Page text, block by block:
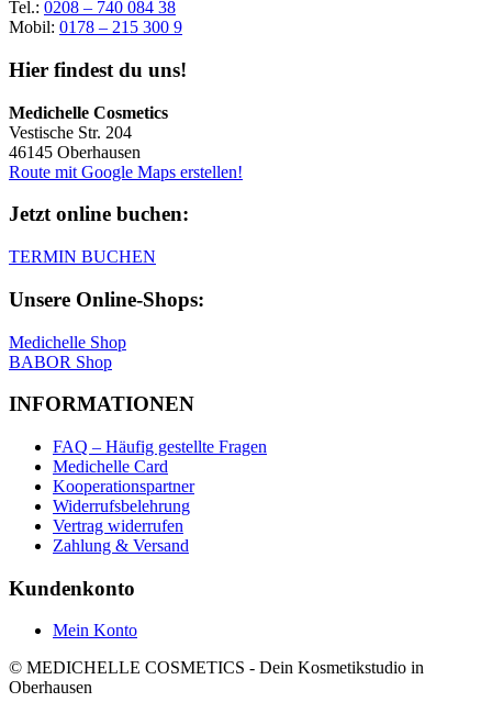
Tel.: 0208 – 740 084 38
Mobil: 0178 – 215 300 9
Hier findest du uns!
Medichelle Cosmetics
Vestische Str. 204
46145 Oberhausen
Route mit Google Maps erstellen!
Jetzt online buchen:
TERMIN BUCHEN
Unsere Online-Shops:
Medichelle Shop
BABOR Shop
INFORMATIONEN
FAQ – Häufig gestellte Fragen
Medichelle Card
Kooperationspartner
Widerrufsbelehrung
Vertrag widerrufen
Zahlung & Versand
Kundenkonto
Mein Konto
© MEDICHELLE COSMETICS - Dein Kosmetikstudio in
Oberhausen